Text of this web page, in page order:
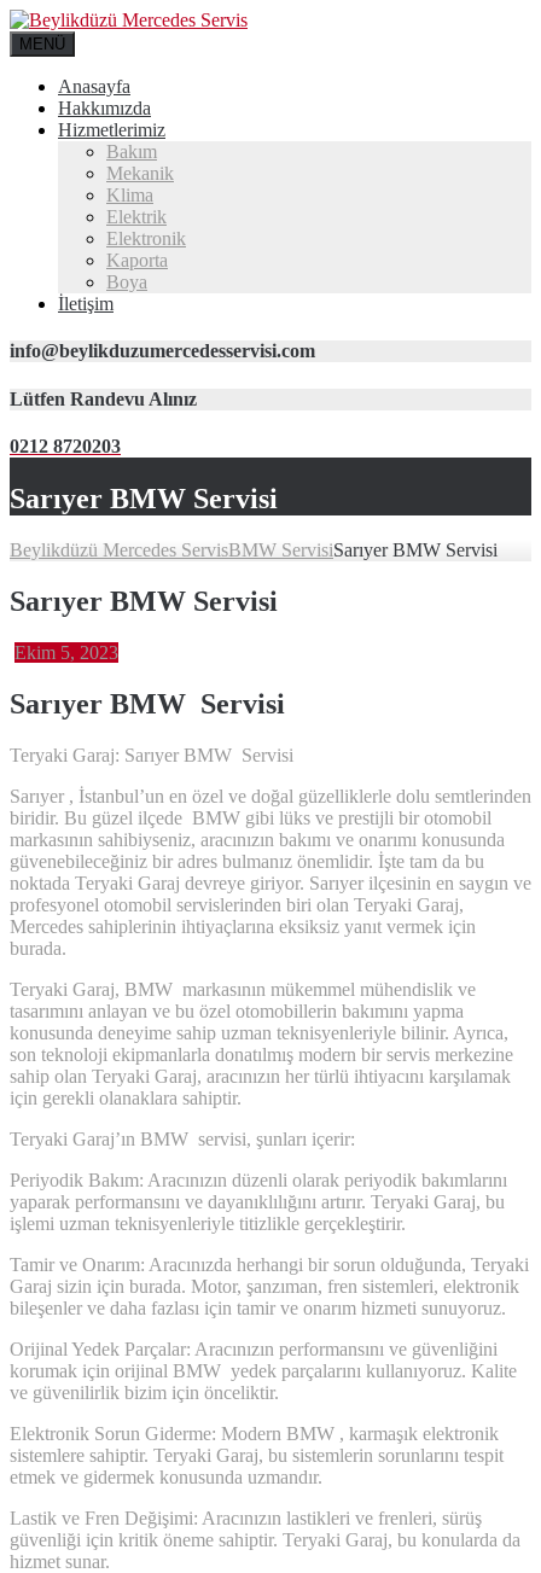
MENÜ
Anasayfa
Hakkımızda
Hizmetlerimiz
Bakım
Mekanik
Klima
Elektrik
Elektronik
Kaporta
Boya
İletişim
info@beylikduzumercedesservisi.com
Lütfen Randevu Alınız
0212 8720203
Sarıyer BMW Servisi
Beylikdüzü Mercedes ServisBMW ServisiSarıyer BMW Servisi
Sarıyer BMW Servisi
Ekim 5, 2023
Sarıyer BMW Servisi
Teryaki Garaj: Sarıyer BMW Servisi
Sarıyer , İstanbul’un en özel ve doğal güzelliklerle dolu semtlerinden
biridir. Bu güzel ilçede BMW gibi lüks ve prestijli bir otomobil
markasının sahibiyseniz, aracınızın bakımı ve onarımı konusunda
güvenebileceğiniz bir adres bulmanız önemlidir. İşte tam da bu
noktada Teryaki Garaj devreye giriyor. Sarıyer ilçesinin en saygın ve
profesyonel otomobil servislerinden biri olan Teryaki Garaj,
Mercedes sahiplerinin ihtiyaçlarına eksiksiz yanıt vermek için
burada.
Teryaki Garaj, BMW markasının mükemmel mühendislik ve
tasarımını anlayan ve bu özel otomobillerin bakımını yapma
konusunda deneyime sahip uzman teknisyenleriyle bilinir. Ayrıca,
son teknoloji ekipmanlarla donatılmış modern bir servis merkezine
sahip olan Teryaki Garaj, aracınızın her türlü ihtiyacını karşılamak
için gerekli olanaklara sahiptir.
Teryaki Garaj’ın BMW servisi, şunları içerir:
Periyodik Bakım: Aracınızın düzenli olarak periyodik bakımlarını
yaparak performansını ve dayanıklılığını artırır. Teryaki Garaj, bu
işlemi uzman teknisyenleriyle titizlikle gerçekleştirir.
Tamir ve Onarım: Aracınızda herhangi bir sorun olduğunda, Teryaki
Garaj sizin için burada. Motor, şanzıman, fren sistemleri, elektronik
bileşenler ve daha fazlası için tamir ve onarım hizmeti sunuyoruz.
Orijinal Yedek Parçalar: Aracınızın performansını ve güvenliğini
korumak için orijinal BMW yedek parçalarını kullanıyoruz. Kalite
ve güvenilirlik bizim için önceliktir.
Elektronik Sorun Giderme: Modern BMW , karmaşık elektronik
sistemlere sahiptir. Teryaki Garaj, bu sistemlerin sorunlarını tespit
etmek ve gidermek konusunda uzmandır.
Lastik ve Fren Değişimi: Aracınızın lastikleri ve frenleri, sürüş
güvenliği için kritik öneme sahiptir. Teryaki Garaj, bu konularda da
hizmet sunar.